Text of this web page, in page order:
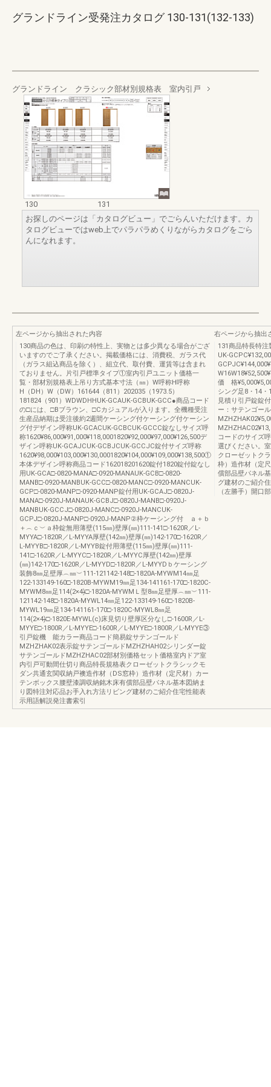
グランドライン受発注カタログ 130-131(132-133)
グランドライン クラシック部材別規格表 室内引戸
130
131
お探しのページは「カタログビュー」でごらんいただけます。カ
タログビューではweb上でパラパラめくりながらカタログをごら
んになれます。
左ページから抽出された内容
130商品の色は、印刷の特性上、実物とは多少異なる場合がござ
いますのでご了承ください。掲載価格には、消費税、ガラス代
（ガラス組込商品を除く）、組立代、取付費、運賃等は含まれ
ておりません。片引戸標準タイプ①室内引戸ユニット価格一
覧・部材別規格表上吊り方式基本寸法（㎜）W呼称H呼称
H（DH）W（DW）161644（811）202035（1973.5）
181824（901）WDWDHHUK-GCAUK-GCBUK-GCC●商品コード
の□には、□Bブラウン、□Cカジュアルが入ります。全機種受注
生産品納期は受注後約2週間ケーシング付ケーシング付ケーシン
グ付デザイン呼称UK-GCACUK-GCBCUK-GCCC錠なしサイズ呼
称1620¥86,000¥91,000¥118,0001820¥92,000¥97,000¥126,500デ
ザイン呼称UK-GCAJCUK-GCBJCUK-GCCJC錠付サイズ呼称
1620¥98,000¥103,000¥130,0001820¥104,000¥109,000¥138,500①
本体デザイン呼称商品コード162018201620錠付1820錠付錠なし
用UK-GCA□-0820-MANA□-0920-MANAUK-GCB□-0820-
MANB□-0920-MANBUK-GCC□-0820-MANC□-0920-MANCUK-
GCP□-0820-MANP□-0920-MANP錠付用UK-GCAJ□-0820J-
MANA□-0920J-MANAUK-GCBJ□-0820J-MANB□-0920J-
MANBUK-GCCJ□-0820J-MANC□-0920J-MANCUK-
GCPJ□-0820J-MANP□-0920J-MANP②枠ケーシング付 ａ＋ｂ
＋︵ｃ︶ａ枠錠無用薄壁(115㎜)壁厚(㎜)111-141□-1620R／L-
MYYA□-1820R／L-MYYA厚壁(142㎜)壁厚(㎜)142-170□-1620R／
L-MYYB□-1820R／L-MYYB錠付用薄壁(115㎜)壁厚(㎜)111-
141□-1620R／L-MYYC□-1820R／L-MYYC厚壁(142㎜)壁厚
(㎜)142-170□-1620R／L-MYYD□-1820R／L-MYYDｂケーシング
装飾8㎜足壁厚︵㎜︶111-121142-148□-1820A-MYWM14㎜足
122-133149-160□-1820B-MYWM19㎜足134-141161-170□-1820C-
MYWM8㎜足114(2×4)̶̶□-1820A-MYWMＬ型8㎜足壁厚︵㎜︶111-
121142-148□-1820A-MYWL14㎜足122-133149-160□-1820B-
MYWL19㎜足134-141161-170□-1820C-MYWL8㎜足
114(2×4)̶̶□-1820E-MYWL(c)床見切り壁厚区分なし□-1600R／L-
MYYE□-1800R／L-MYYE□-1600R／L-MYYE□-1800R／L-MYYE③
引戸錠機 能カラー商品コード簡易錠サテンゴールド
MZHZHAK02表示錠サテンゴールドMZHZHAH02シリンダー錠
サテンゴールドMZHZHAC02部材別価格セット価格室内ドア室
内引戸可動間仕切り商品特長規格表クローゼットクラシックモ
ダン共通玄関収納戸襖造作材（DS窓枠）造作材（定尺材）カー
テンボックス腰壁漆調収納銘木床有償部品壁パネル基本図納ま
り図特注対応品お手入れ方法リビング建材のご紹介住宅性能表
示用語解説発注書索引
右ページから抽出
131商品特長特注
UK-
価 格
シング足8・14
見積り引戸錠錠
ー：サテンゴー
コードのサイズ
選びください。
クローゼットク
枠）造作材（定
償部品壁パネル
グ建材のご紹介
（左勝手）開口